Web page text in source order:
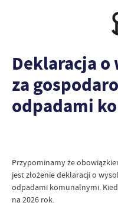
Deklaracja o
za
odpadami
Przypominamy że
jest złożenie deklaracji o
odpadami komunalnymi.
na 2026 rok.